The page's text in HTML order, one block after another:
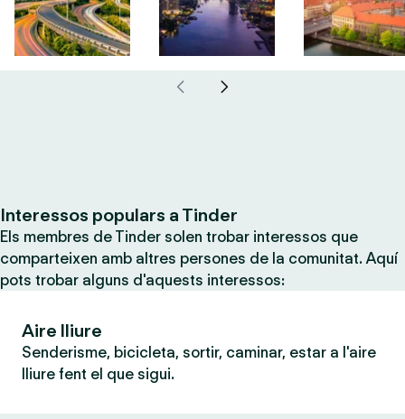
Interessos populars a Tinder
Els membres de Tinder solen trobar interessos que
comparteixen amb altres persones de la comunitat. Aquí
pots trobar alguns d'aquests interessos:
Aire lliure
Senderisme, bicicleta, sortir, caminar, estar a l'aire
lliure fent el que sigui.